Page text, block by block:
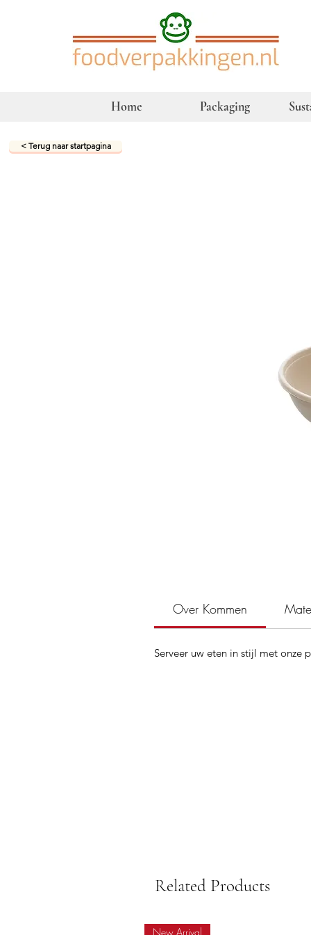
Home Packaging
< Terug naar startpagina
Related Products
New Arrival
Over Kommen
Serveer uw eten in stijl met onze